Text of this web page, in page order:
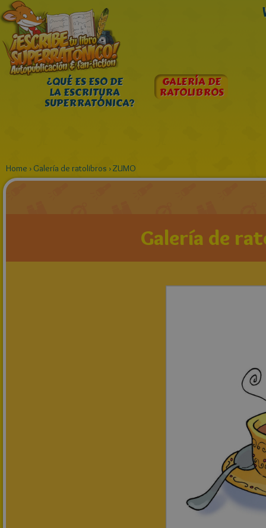
¿QUÉ ES ESO DE
LA ESCRITURA
SUPERRATÓNICA?
GALERÍA DE
RATOLIBROS
Home › Galería de ratolibros ›ZUMO
Galería de